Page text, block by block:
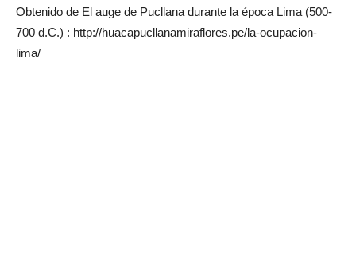
Obtenido de El auge de Pucllana durante la época Lima (500-
700 d.C.) : http://huacapucllanamiraflores.pe/la-ocupacion-
lima/